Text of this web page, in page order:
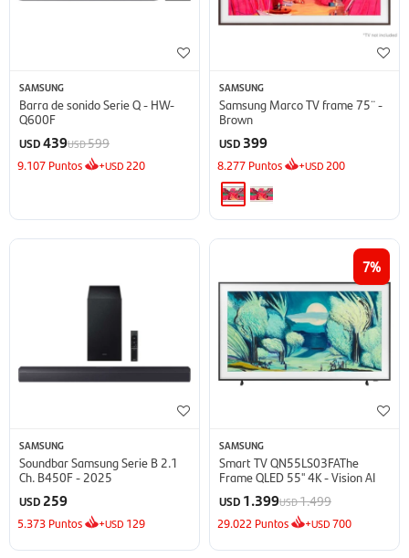
SAMSUNG
Barra de sonido Serie Q - HW-
Q600F
USD439USD599
9.107 Puntos +USD 220
SAMSUNG
Samsung Marco TV frame 75¨ -
Brown
USD 399
8.277 Puntos +USD 200
SAMSUNG
Soundbar Samsung Serie B 2.1
Ch. B450F - 2025
USD 259
5.373 Puntos +USD 129
7
SAMSUNG
Smart TV QN55LS03FAThe
Frame QLED 55'' 4K - Vision AI
USD 1.399USD1.499
29.022 Puntos +USD700